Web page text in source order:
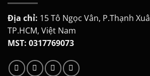
Địa chỉ: 15 Tô Ngọc Vân, P.Thạnh
TP.HCM, Việt Nam
MST: 0317769073